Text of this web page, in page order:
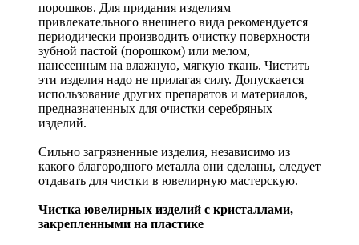
порошков. Для придания изделиям
привлекательного внешнего вида рекомендуется
периодически производить очистку поверхности
зубной пастой (порошком) или мелом,
нанесенным на влажную, мягкую ткань. Чистить
эти изделия надо не прилагая силу. Допускается
использование других препаратов и материалов,
предназначенных для очистки серебряных
изделий.
Сильно загрязненные изделия, независимо из
какого благородного металла они сделаны, следует
отдавать для чистки в ювелирную мастерскую.
Чистка ювелирных изделий с кристаллами,
закрепленными на пластике